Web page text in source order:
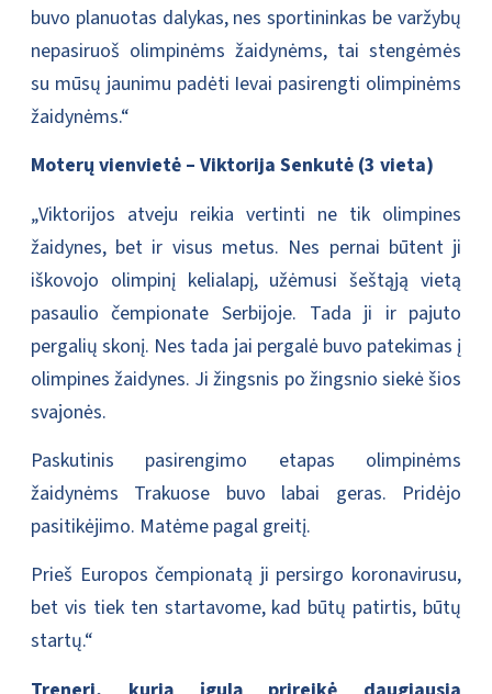
buvo planuotas dalykas, nes sportininkas be varžybų
nepasiruoš olimpinėms žaidynėms, tai stengėmės
su mūsų jaunimu padėti Ievai pasirengti olimpinėms
žaidynėms.“
Moterų vienvietė – Viktorija Senkutė (3 vieta)
„Viktorijos atveju reikia vertinti ne tik olimpines
žaidynes, bet ir visus metus. Nes pernai būtent ji
iškovojo olimpinį kelialapį, užėmusi šeštąją vietą
pasaulio čempionate Serbijoje. Tada ji ir pajuto
pergalių skonį. Nes tada jai pergalė buvo patekimas į
olimpines žaidynes. Ji žingsnis po žingsnio siekė šios
svajonės.
Paskutinis pasirengimo etapas olimpinėms
žaidynėms Trakuose buvo labai geras. Pridėjo
pasitikėjimo. Matėme pagal greitį.
Prieš Europos čempionatą ji persirgo koronavirusu,
bet vis tiek ten startavome, kad būtų patirtis, būtų
startų.“